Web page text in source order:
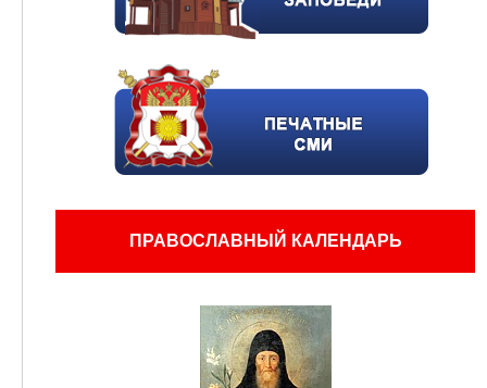
ПРАВОСЛАВНЫЙ КАЛЕНДАРЬ